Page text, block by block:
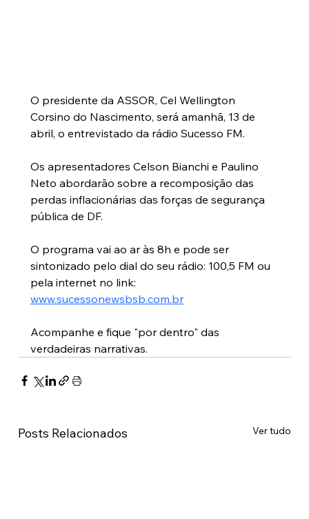
O presidente da ASSOR, Cel Wellington
Corsino do Nascimento, será amanhã, 13 de
abril, o entrevistado da rádio Sucesso FM.
Os apresentadores Celson Bianchi e Paulino
Neto abordarão sobre a recomposição das
perdas inflacionárias das forças de segurança
pública de DF.
O programa vai ao ar às 8h e pode ser
sintonizado pelo dial do seu rádio: 100,5 FM ou
pela internet no link:
www.sucessonewsbsb.com.br
Acompanhe e fique "por dentro" das
verdadeiras narrativas.
Posts Relacionados Ver tudo